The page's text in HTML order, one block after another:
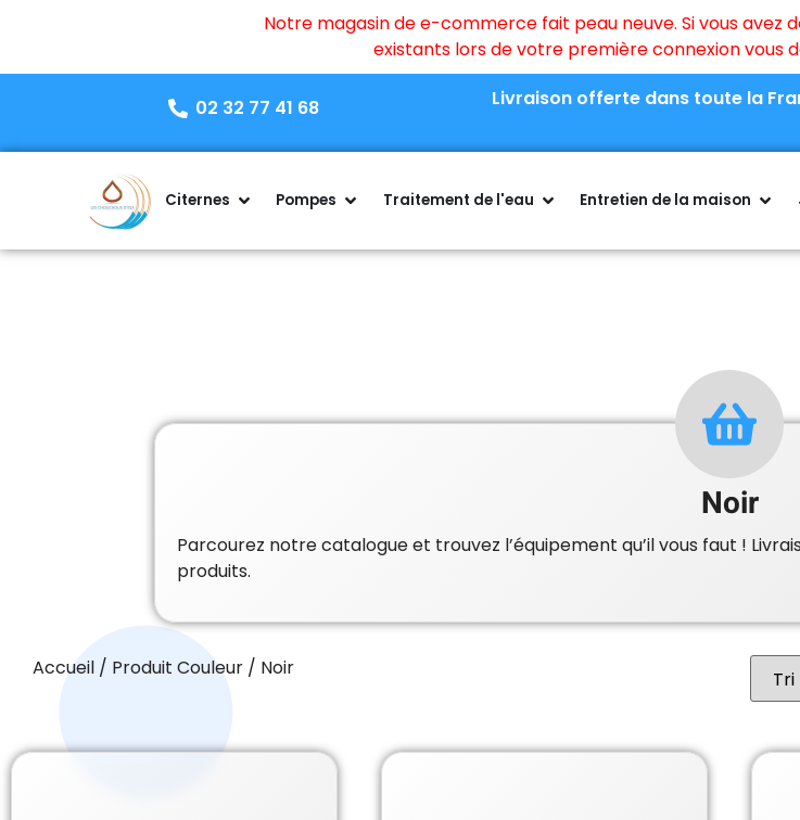
Notre magasin de e-commerce fait peau neuve. Si vous avez
existants lors de votre première connexion vous
02 32 77 41 68 Livraison offerte dans toute la
Citernes Pompes Traitement de l'eau Entretien de la maison
Noir
Parcourez notre catalogue et trouvez l’équipement qu’il vous faut !
produits.
Accueil / Produit Couleur / Noir